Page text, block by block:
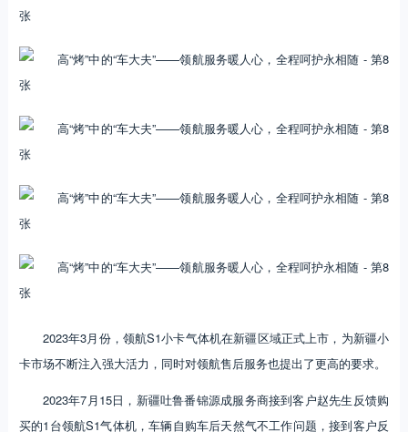
2023年3月份，领航S1小卡气体机在新疆区域正式上市，为新疆小
卡市场不断注入强大活力，同时对领航售后服务也提出了更高的要求。
2023年7月15日，新疆吐鲁番锦源成服务商接到客户赵先生反馈购
买的1台领航S1气体机，车辆自购车后天然气不工作问题，接到客户反